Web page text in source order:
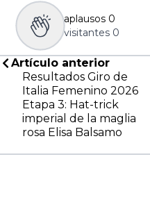
aplausos 0
visitantes 0
Artículo anterior
Resultados Giro de
Italia Femenino 2026
Etapa 3: Hat-trick
imperial de la maglia
rosa Elisa Balsamo